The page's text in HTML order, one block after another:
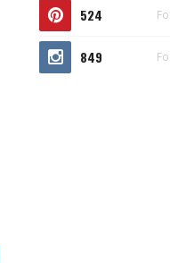
524
849